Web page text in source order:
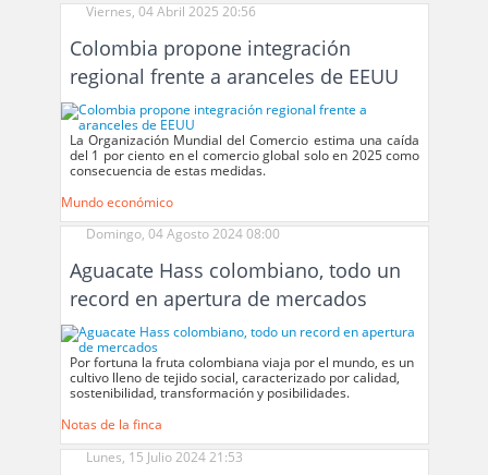
Viernes, 04 Abril 2025 20:56
Colombia propone integración
regional frente a aranceles de EEUU
La Organización Mundial del Comercio estima una caída
del 1 por ciento en el comercio global solo en 2025 como
consecuencia de estas medidas.
Mundo económico
Domingo, 04 Agosto 2024 08:00
Aguacate Hass colombiano, todo un
record en apertura de mercados
Por fortuna la fruta colombiana viaja por el mundo, es un
cultivo lleno de tejido social, caracterizado por calidad,
sostenibilidad, transformación y posibilidades.
Notas de la finca
Lunes, 15 Julio 2024 21:53